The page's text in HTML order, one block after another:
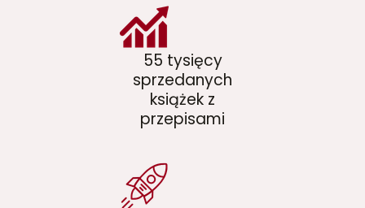
55 tysięcy
sprzedanych
książek z
przepisami